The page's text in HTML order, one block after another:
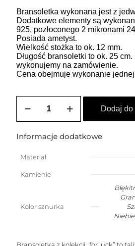
Bransoletka wykonana jest z
Dodatkowe elementy są
925, pozłoconego 2 mikronami
Posiada ametyst.
Wielkość stożka to ok. 12 mm.
Długość bransoletki to ok. 25
wykonujemy na zamówienie.
Cena obejmuje wykonanie
Bransoletka
szczęście
ametystem
w
kształcie
Dodaj do
Informacje dodatkowe
Materiał
Kamienie
Kolor sznurka